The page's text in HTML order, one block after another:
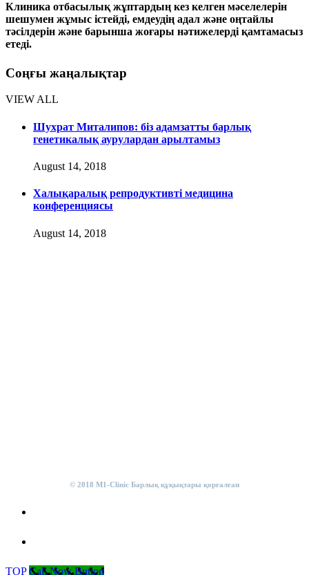
Клиника отбасылық жұптардың кез келген мәселелерін
шешумен жұмыс істейді, емдеудің адал және оңтайлы
тәсілдерін және барынша жоғары нәтижелерді қамтамасыз
етеді.
Соңғы жаңалықтар
VIEW ALL
Шухрат Миталипов: біз адамзатты барлық
генетикалық аурулардан арылтамыз
August 14, 2018
Халықаралық репродуктивті медицина
конференциясы
August 14, 2018
© 2018 M1-Clinic Барлық құқықтары қорғалған
TOP Call Now Button